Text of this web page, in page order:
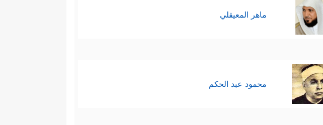
ماهر المعيقلي
محمود عبد الحكم